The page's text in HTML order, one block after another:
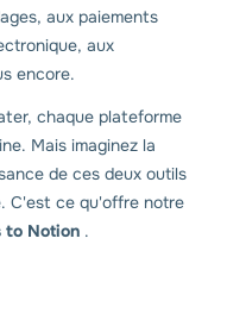
aux paiements
aux
encore.
chaque plateforme
Mais imaginez la
de ces deux outils
C'est ce qu'offre notre
to Notion .